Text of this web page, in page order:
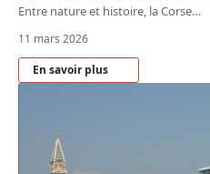
Entre nature et histoire, la Corse…
11 mars 2026
En savoir plus